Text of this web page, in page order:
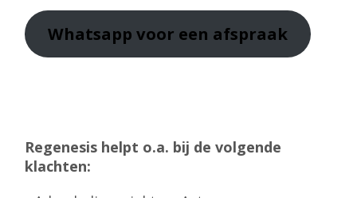
Whatsapp voor een afspraak
Regenesis helpt o.a. bij de volgende
klachten: